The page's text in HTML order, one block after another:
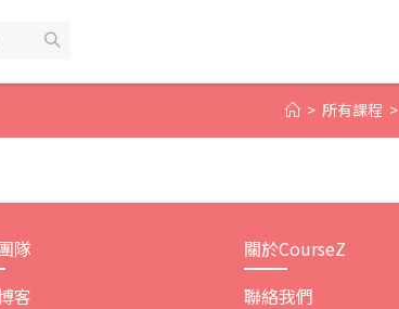
> 所有課程 >
隊
客
關於CourseZ
聯絡我們